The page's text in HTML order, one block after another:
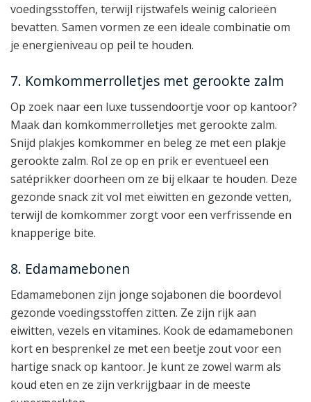
voedingsstoffen, terwijl rijstwafels weinig calorieën
bevatten. Samen vormen ze een ideale combinatie om
je energieniveau op peil te houden.
7. Komkommerrolletjes met gerookte zalm
Op zoek naar een luxe tussendoortje voor op kantoor?
Maak dan komkommerrolletjes met gerookte zalm.
Snijd plakjes komkommer en beleg ze met een plakje
gerookte zalm. Rol ze op en prik er eventueel een
satéprikker doorheen om ze bij elkaar te houden. Deze
gezonde snack zit vol met eiwitten en gezonde vetten,
terwijl de komkommer zorgt voor een verfrissende en
knapperige bite.
8. Edamamebonen
Edamamebonen zijn jonge sojabonen die boordevol
gezonde voedingsstoffen zitten. Ze zijn rijk aan
eiwitten, vezels en vitamines. Kook de edamamebonen
kort en besprenkel ze met een beetje zout voor een
hartige snack op kantoor. Je kunt ze zowel warm als
koud eten en ze zijn verkrijgbaar in de meeste